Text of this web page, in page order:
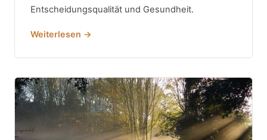
Entscheidungsqualität und Gesundheit.
Weiterlesen →